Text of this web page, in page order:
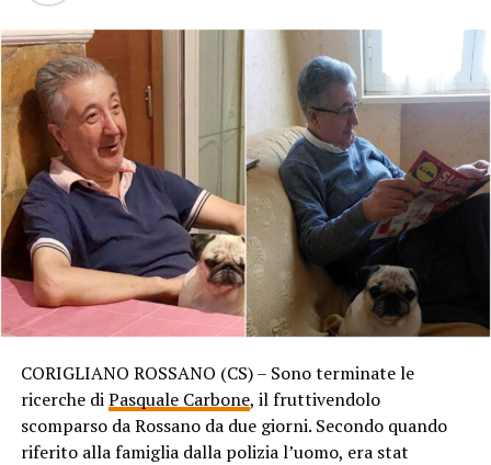
CORIGLIANO ROSSANO (CS) – Sono terminate le
ricerche diPasquale Carbone, il fruttivendolo
scomparso da Rossano da due giorni. Secondo quando
riferito alla famiglia dalla polizia l’uomo, era stat